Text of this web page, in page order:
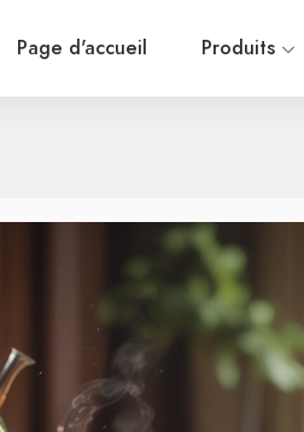
Page d'accueil Produits